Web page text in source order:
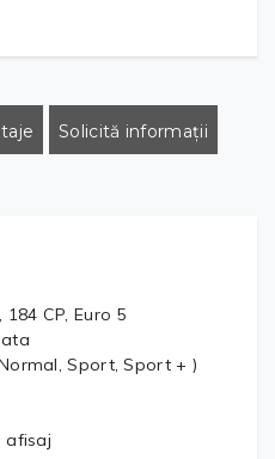
Solicită informații
184 CP, Euro 5
Sport, Sport + )
afisaj